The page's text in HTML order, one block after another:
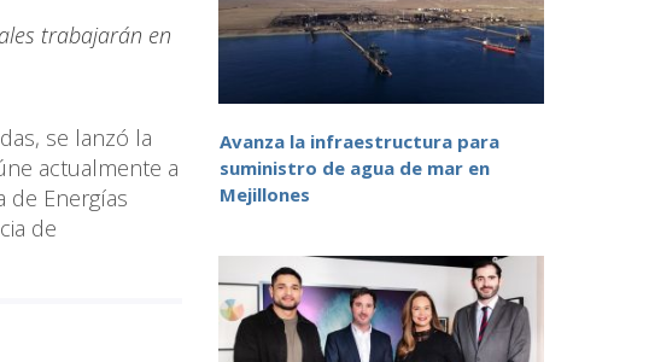
trabajarán en
se lanzó la
actualmente a
de Energías
de
Avanza la infraestructura para
suministro de agua de mar en
Mejillones